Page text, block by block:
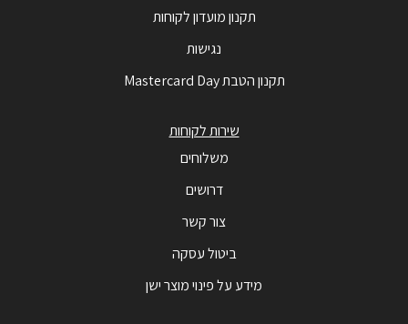
תקנון מועדון לקוחות
נגישות
תקנון הטבת Mastercard Day
שירות לקוחות
משלוחים
דרושים
צור קשר
ביטול עסקה
מידע על פינוי מוצר ישן